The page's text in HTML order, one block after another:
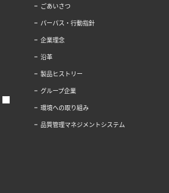
ごあいさつ
パーパス・行動指針
企業理念
沿革
製品ヒストリー
グループ企業
環境への取り組み
品質管理マネジメントシステム